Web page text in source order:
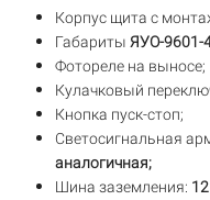
Корпус щита с
Габариты ЯУО-9601-
Фотореле на выносе;
Кулачковый
Кнопка пуск-стоп;
Светосигнальная
аналогичная;
Шина заземления: